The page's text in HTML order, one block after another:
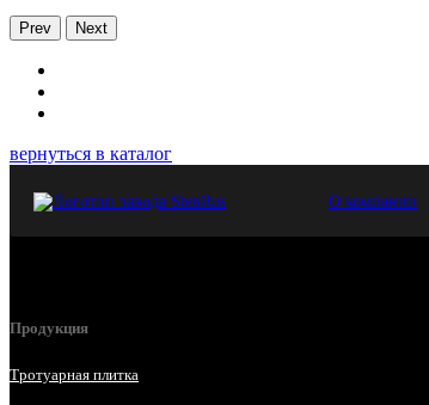
Prev Next
вернуться в каталог
О компании
Продукция
Тротуарная плитка